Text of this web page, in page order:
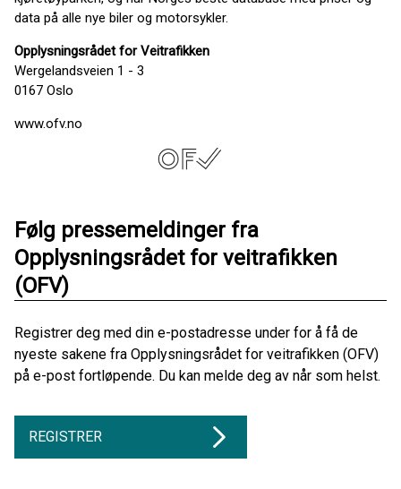
data på alle nye biler og motorsykler.
Opplysningsrådet for Veitrafikken
Wergelandsveien 1 - 3
0167 Oslo
www.ofv.no
Følg pressemeldinger fra
Opplysningsrådet for veitrafikken
(OFV)
Registrer deg med din e-postadresse under for å få de
nyeste sakene fra Opplysningsrådet for veitrafikken (OFV)
på e-post fortløpende. Du kan melde deg av når som helst.
REGISTRER